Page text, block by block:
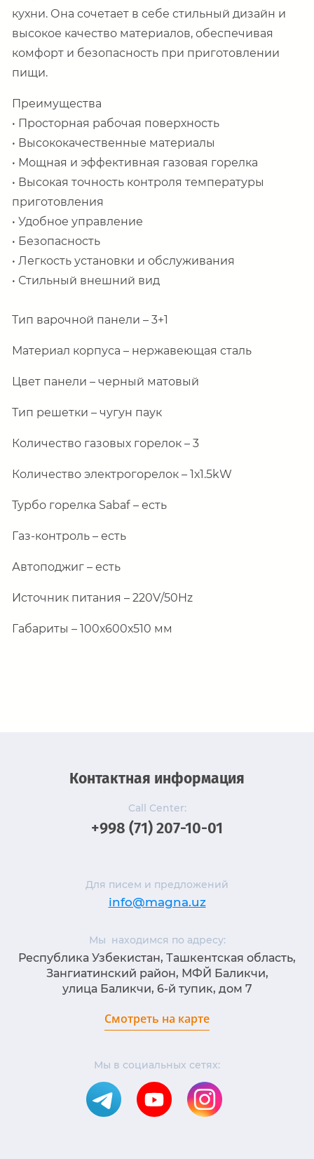
кухни. Она сочетает в себе стильный дизайн и
высокое качество материалов, обеспечивая
комфорт и безопасность при приготовлении
пищи.
Преимущества
• Просторная рабочая поверхность
• Высококачественные материалы
• Мощная и эффективная газовая горелка
• Высокая точность контроля температуры
приготовления
• Удобное управление
• Безопасность
• Легкость установки и обслуживания
• Стильный внешний вид
Тип варочной панели – 3+1
Материал корпуса – нержавеющая сталь
Цвет панели – черный матовый
Тип решетки – чугун паук
Количество газовых горелок – 3
Количество электрогорелок – 1х1.5kW
Турбо горелка Sabaf – есть
Газ-контроль – есть
Автоподжиг – есть
Источник питания – 220V/50Hz
Габариты – 100х600х510 мм
Контактная информация
Call Center:
+998 (71) 207-10-01
Для писем и предложений
info@magna.uz
Мы находимся по адресу:
Республика Узбекистан, Ташкентская область,
Зангиатинский район, МФЙ Баликчи,
улица Баликчи, 6-й тупик, дом 7
Смотреть на карте
Мы в социальных сетях: